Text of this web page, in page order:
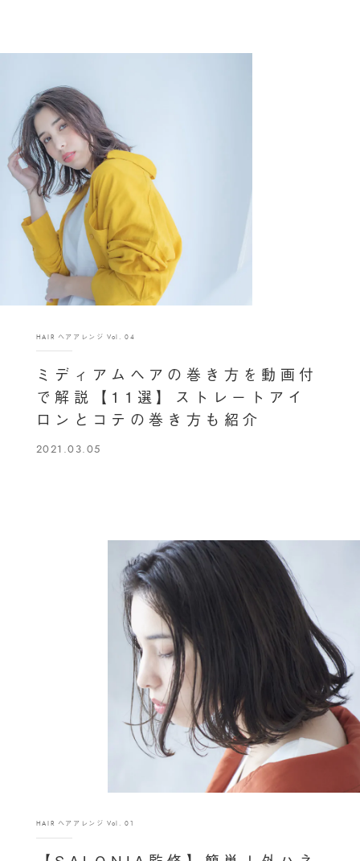
HAIR ヘアアレンジ Vol. 04
ミディアムヘアの巻き方を動画付
で解説【11選】ストレートアイ
ロンとコテの巻き方も紹介
2021.03.05
HAIR ヘアアレンジ Vol. 01